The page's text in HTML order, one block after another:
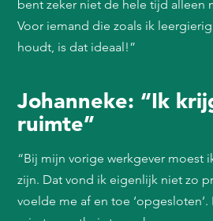
bent zeker niet de hele tijd alleen
Voor iemand die zoals ik
houdt, is dat ideaal!”
Johanneke: “Ik
ruimte”
“Bij mijn vorige werkgever moest
zijn. Dat vond ik eigenlijk niet zo
voelde me af en toe